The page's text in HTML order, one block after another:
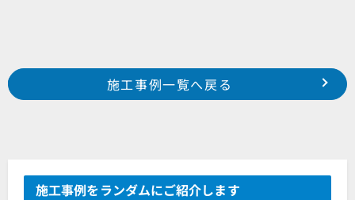
Prev 施工事例一覧へ戻る
施工事例をランダムにご紹介します